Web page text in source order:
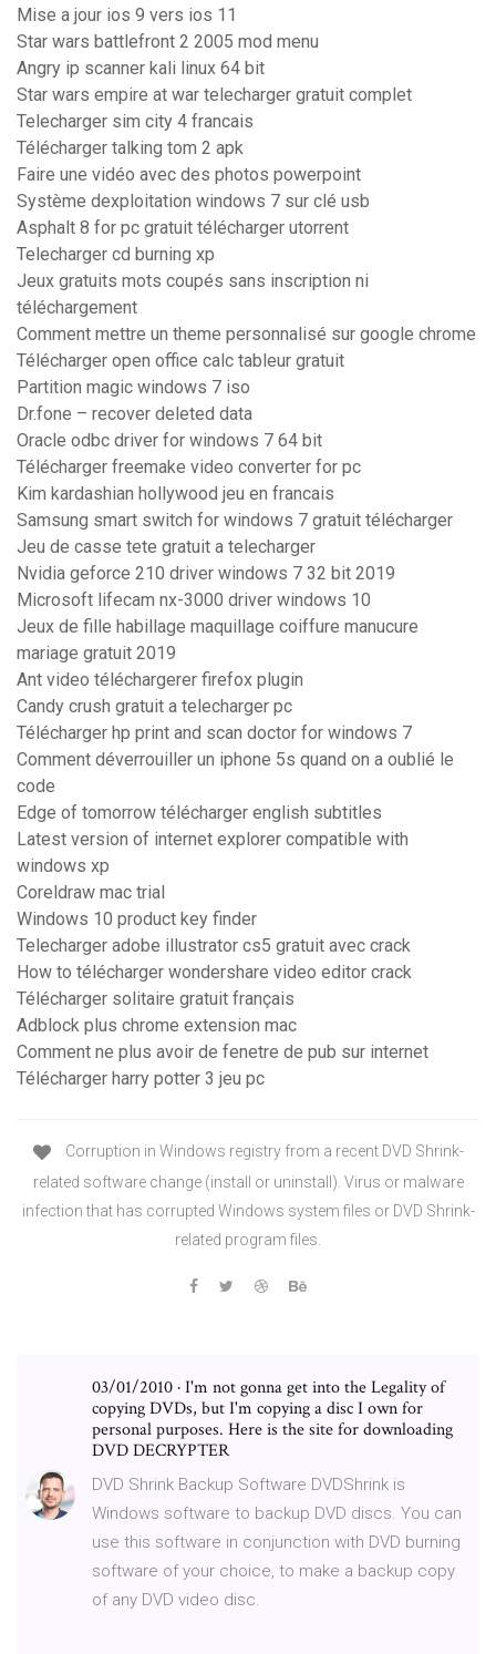
Mise a jour ios 9 vers ios 11
Star wars battlefront 2 2005 mod menu
Angry ip scanner kali linux 64 bit
Star wars empire at war telecharger gratuit complet
Telecharger sim city 4 francais
Télécharger talking tom 2 apk
Faire une vidéo avec des photos powerpoint
Système dexploitation windows 7 sur clé usb
Asphalt 8 for pc gratuit télécharger utorrent
Telecharger cd burning xp
Jeux gratuits mots coupés sans inscription ni
téléchargement
Comment mettre un theme personnalisé sur google chrome
Télécharger open office calc tableur gratuit
Partition magic windows 7 iso
Dr.fone – recover deleted data
Oracle odbc driver for windows 7 64 bit
Télécharger freemake video converter for pc
Kim kardashian hollywood jeu en francais
Samsung smart switch for windows 7 gratuit télécharger
Jeu de casse tete gratuit a telecharger
Nvidia geforce 210 driver windows 7 32 bit 2019
Microsoft lifecam nx-3000 driver windows 10
Jeux de fille habillage maquillage coiffure manucure
mariage gratuit 2019
Ant video téléchargerer firefox plugin
Candy crush gratuit a telecharger pc
Télécharger hp print and scan doctor for windows 7
Comment déverrouiller un iphone 5s quand on a oublié le
code
Edge of tomorrow télécharger english subtitles
Latest version of internet explorer compatible with
windows xp
Coreldraw mac trial
Windows 10 product key finder
Telecharger adobe illustrator cs5 gratuit avec crack
How to télécharger wondershare video editor crack
Télécharger solitaire gratuit français
Adblock plus chrome extension mac
Comment ne plus avoir de fenetre de pub sur internet
Télécharger harry potter 3 jeu pc
Corruption in Windows registry from a recent DVD Shrink-
related software change (install or uninstall). Virus or malware
infection that has corrupted Windows system files or DVD Shrink-
related program files.
03/01/2010 · I'm not gonna get into the Legality of
copying DVDs, but I'm copying a disc I own for
personal purposes. Here is the site for downloading
DVD DECRYPTER
DVD Shrink Backup Software DVDShrink is
Windows software to backup DVD discs. You can
use this software in conjunction with DVD burning
software of your choice, to make a backup copy
of any DVD video disc.